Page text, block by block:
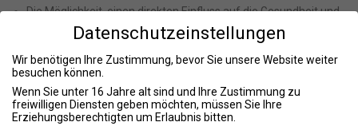
Die Möglichkeit, einen direkten Einfluss auf die Gesundheit und
Lebensqualität unserer Kunden zu haben
Kontinuierliche Weiterbildungsmöglichkeiten im Bereich
Gesundheit und Fitness
Ein modernes Arbeitsumfeld mit hochwertiger Ausstattung
Datenschutzeinstellungen
Wir benötigen Ihre Zustimmung, bevor Sie unsere Website weiter
besuchen können.
Wenn Sie unter 16 Jahre alt sind und Ihre Zustimmung zu
freiwilligen Diensten geben möchten, müssen Sie Ihre
Erziehungsberechtigten um Erlaubnis bitten.